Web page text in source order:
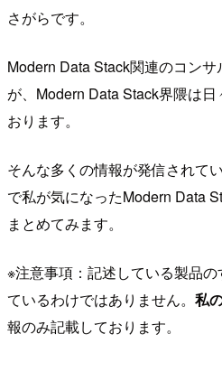
さがらです。
Modern Data Stack関連のコン
が、Modern Data Stack界隈は
おります。
そんな多くの情報が発信されて
で私が気になったModern Data
まとめてみます。
※注意事項：記述している製品
ているわけではありません。 私
報のみ記載しております。